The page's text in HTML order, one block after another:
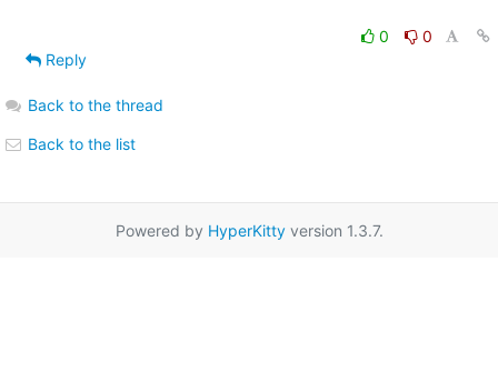
0
0
Reply
Back to the thread
Back to the list
Powered by HyperKittyversion 1.3.7.